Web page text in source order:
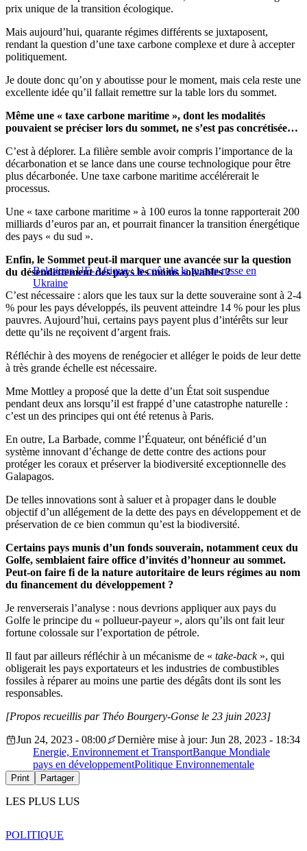
prix unique de la transition écologique.
Mais aujourd’hui, quarante régimes différents se juxtaposent,
rendant la question d’une taxe carbone complexe et dure à accepter
politiquement.
Je doute donc qu’on y aboutisse pour le moment, mais cela reste une
excellente idée qu’il fallait remettre sur la table lors du sommet.
Même une « taxe carbone maritime », dont les modalités
pouvaient se préciser lors du sommet, ne s’est pas concrétisée…
C’est à déplorer. La filière semble avoir compris l’importance de la
décarbonation et se lance dans une course technologique pour être
plus décarbonée. Une taxe carbone maritime accélérerait le
processus.
Une « taxe carbone maritime » à 100 euros la tonne rapporterait 200
milliards d’euros par an, et pourrait financer la transition énergétique
des pays « du sud ».
Relations UE-Afrique : le coût de la guerre russe en
Ukraine
Enfin, le Sommet peut-il marquer une avancée sur la question
du désendettement des pays les moins solvables ?
C’est nécessaire : alors que les taux sur la dette souveraine sont à 2-4
% pour les pays développés, ils peuvent atteindre 14 % pour les plus
pauvres. Aujourd’hui, certains pays payent plus d’intérêts sur leur
dette qu’ils ne reçoivent d’argent frais.
Réfléchir à des moyens de renégocier et alléger le poids de leur dette
à très grande échelle est nécessaire.
Mme Mottley a proposé que la dette d’un État soit suspendue
pendant deux ans lorsqu’il est frappé d’une catastrophe naturelle :
c’est un des principes qui ont été retenus à Paris.
En outre, La Barbade, comme l’Équateur, ont bénéficié d’un
système innovant d’échange de dette contre des actions pour
protéger les coraux et préserver la biodiversité exceptionnelle des
Galapagos.
De telles innovations sont à saluer et à propager dans le double
objectif d’un allégement de la dette des pays en développement et de
préservation de ce bien commun qu’est la biodiversité.
Certains pays munis d’un fonds souverain, notamment ceux du
Golfe, semblaient faire office d’invités d’honneur au sommet.
Peut-on faire fi de la nature autoritaire de leurs régimes au nom
du financement du développement ?
Je renverserais l’analyse : nous devrions appliquer aux pays du
Golfe le principe du « pollueur-payeur », alors qu’ils ont fait leur
fortune colossale sur l’exportation de pétrole.
Il faut par ailleurs réfléchir à un mécanisme de « take-back », qui
obligerait les pays exportateurs et les industries de combustibles
fossiles à réparer au moins une partie des dégâts dont ils sont les
responsables.
[Propos recueillis par Théo Bourgery-Gonse le 23 juin 2023]
Jun 24, 2023 - 08:00
Dernière mise à jour: Jun 28, 2023 - 18:34
Energie, Environnement et TransportBanque Mondiale
pays en développementPolitique Environnementale
Print Partager
LES PLUS LUS
POLITIQUE